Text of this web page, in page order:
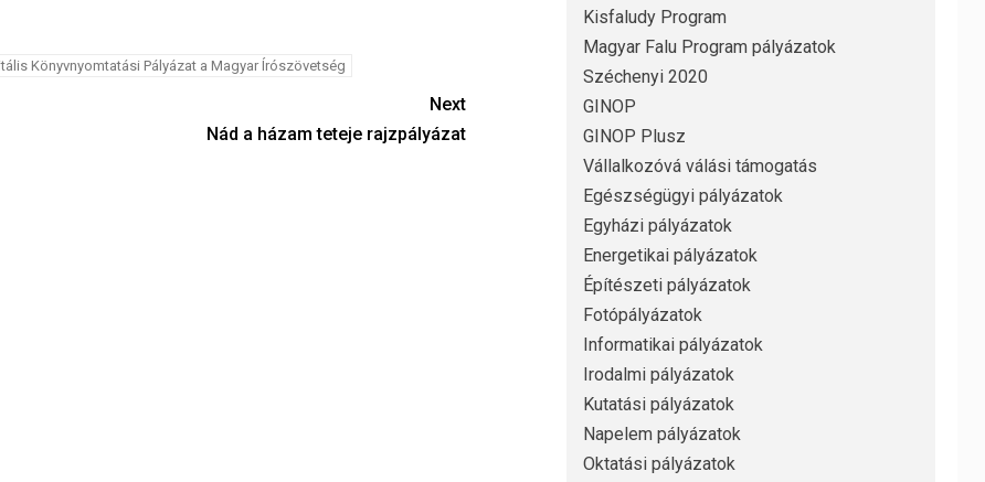
Könyvnyomtatási Pályázat a Magyar Írószövetség
Next
Nád a házam teteje rajzpályázat
Kisfaludy Program
Magyar Falu Program pályázatok
Széchenyi 2020
GINOP
GINOP Plusz
Vállalkozóvá válási támogatás
Egészségügyi pályázatok
Egyházi pályázatok
Energetikai pályázatok
Építészeti pályázatok
Fotópályázatok
Informatikai pályázatok
Irodalmi pályázatok
Kutatási pályázatok
Napelem pályázatok
Oktatási pályázatok